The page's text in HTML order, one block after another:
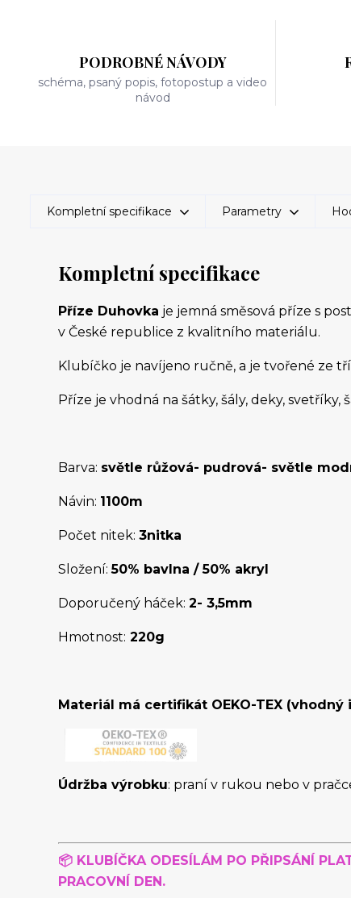
PODROBNÉ NÁVODY
schéma, psaný popis, fotopostup a video
návod
Kompletní specifikace Parametry
Kompletní specifikace
Příze Duhovka je jemná směsová příze s
v České republice z kvalitního materiálu.
Klubíčko je navíjeno ručně, a je tvořené ze
Příze je vhodná na šátky, šály, deky, svetříky,
Barva: světle růžová- pudrová- světle
Návin: 1100m
Počet nitek: 3nitka
Složení:50% bavlna / 50% akryl
Doporučený háček: 2- 3,5mm
Hmotnost: 220g
Materiál má certifikát OEKO-TEX
Údržba výrobku: praní v rukou nebo v
📦 KLUBÍČKA ODESÍLÁM PO PŘIPSÁNÍ
PRACOVNÍ DEN.